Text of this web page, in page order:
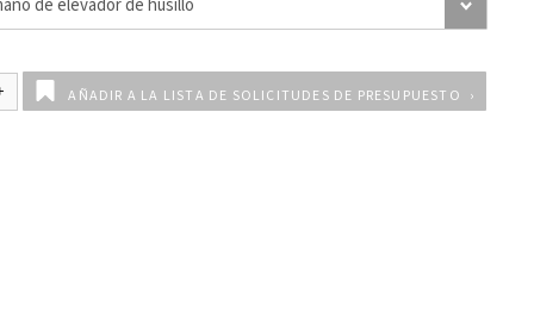
AÑADIR A LA LISTA DE SOLICITUDES DE PRESUPUESTO